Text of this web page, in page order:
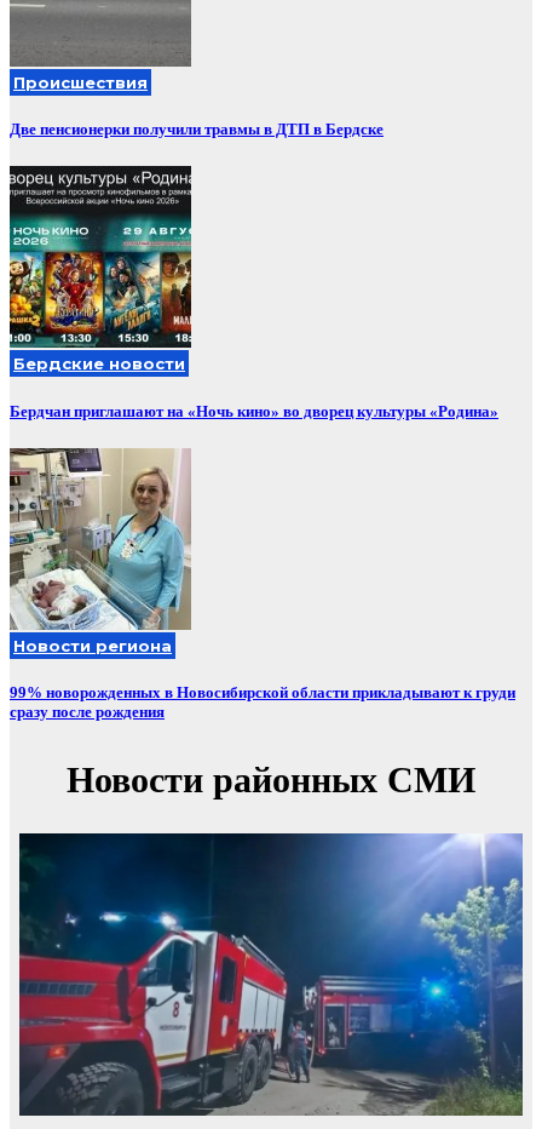
Происшествия
Две пенсионерки получили травмы в ДТП в Бердске
Бердские новости
Бердчан приглашают на «Ночь кино» во дворец культуры «Родина»
Новости региона
99% новорожденных в Новосибирской области прикладывают к груди
сразу после рождения